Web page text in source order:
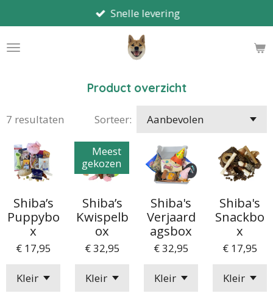
direct
naar
Snelle levering
Product overzicht
7 resultaten Sorteer:
Shiba’s
Puppybo
x
€ 17,95
Meest
gekozen
Shiba’s
Kwispelb
ox
€ 32,95
Shiba's
Verjaard
agsbox
€ 32,95
Shiba's
Snackbo
x
€ 17,95